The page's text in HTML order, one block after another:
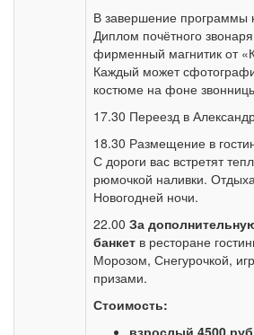
В завершение программы
Диплом почётного
фирменный магнитик от
Каждый может
костюме на фоне
17.30 Переезд в
18.30 Размещение в
С дороги вас встретят
рюмочкой наливки.
Новогодней ночи.
22.00 За
банкет в ресторане
Морозом, Снегурочкой,
призами.
Стоимость:
взрослый 4500